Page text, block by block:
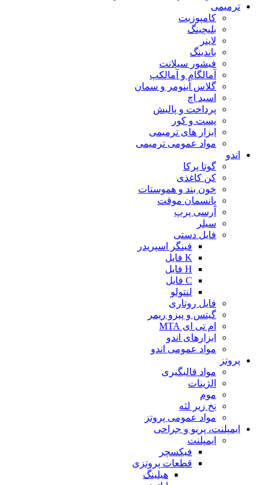
ترمیمی
کامپوزیت
بلیچینگ
لاینر
باندینگ
فیشور سیلانت
آمالگام و آمالکپ
گلاس آینومر و سمان
اسید اچ
پرداخت و پالیش
پست و کور
ابزار های ترمیمی
مواد عمومی ترمیمی
اندو
گوتا پرکا
کن کاغذی
خون بند و هموستات
پانسمان موقت
آرسی پرپ
سیلر
فایل دستی
فینگر اسپریدر
K فایل
H فایل
C فایل
لنتولو
فایل روتاری
گیتس و پیزو ریمر
ام تی ای MTA
ابزارهای اندو
مواد عمومی اندو
پروتز
مواد قالبگیری
الژینات
موم
نخ زیر لثه
مواد عمومی پروتز
ایمپلنت، پریو و جراحی
ایمپلنت
فیکسچر
قطعات پروتزی
هیلینگ